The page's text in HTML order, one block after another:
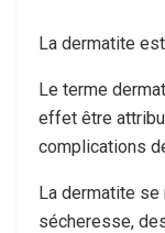
La dermatite
Le terme
effet être
complications
La dermatite se
sécheresse,